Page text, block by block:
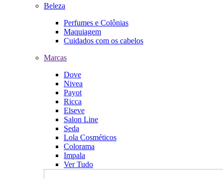
Beleza
Perfumes e Colônias
Maquiagem
Cuidados com os cabelos
Marcas
Dove
Nivea
Payot
Ricca
Elseve
Salon Line
Seda
Lola Cosméticos
Colorama
Impala
Ver Tudo